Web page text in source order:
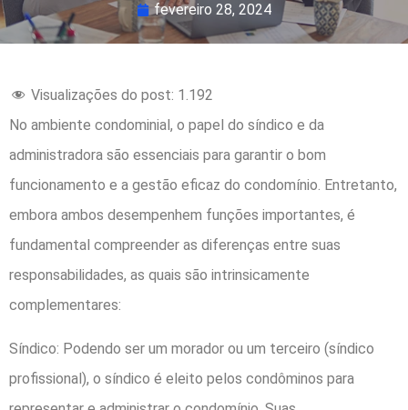
fevereiro 28, 2024
Visualizações do post: 1.192
No ambiente condominial, o papel do síndico e da
administradora são essenciais para garantir o bom
funcionamento e a gestão eficaz do condomínio. Entretanto,
embora ambos desempenhem funções importantes, é
fundamental compreender as diferenças entre suas
responsabilidades, as quais são intrinsicamente
complementares:
Síndico: Podendo ser um morador ou um terceiro (síndico
profissional), o síndico é eleito pelos condôminos para